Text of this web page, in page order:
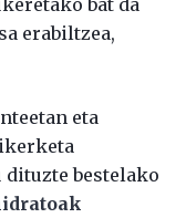
bat da
erabiltzea,
eta
bestelako